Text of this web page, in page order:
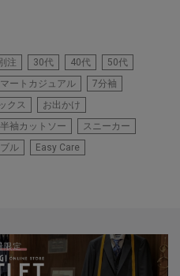
注 30代 40代
50代
ートカジュアル
7分袖
クス
お出かけ
半袖カットソー
スニーカー
ル Easy Care